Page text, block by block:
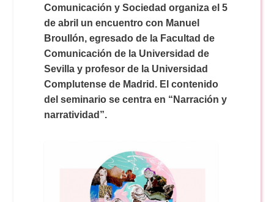
Doble Grado PER/CAV
Boletines
Comunicación y Sociedad organiza el 5
de abril un encuentro con Manuel
Broullón, egresado de la Facultad de
Comunicación de la Universidad de
Sevilla y profesor de la Universidad
Complutense de Madrid. El contenido
del seminario se centra en “Narración y
narratividad”.